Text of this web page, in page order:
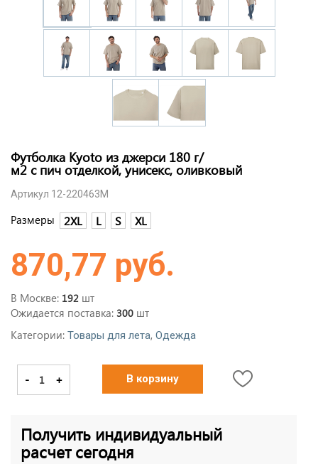
Футболка Kyoto из джерси 180 г/
м2 с пич отделкой, унисекс, оливковый
Артикул 12-220463M
Размеры 2XL L S XL
870,77 руб.
В Москве: 192 шт
Ожидается поставка: 300 шт
Категории: Товары для лета, Одежда
- + В корзину
Получить индивидуальный
расчет сегодня